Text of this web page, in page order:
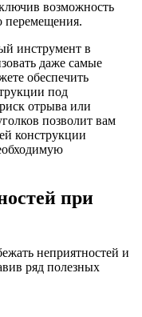
возможность
перемещения.
инструмент в
даже самые
обеспечить
под
отрыва или
позволит вам
конструкции
при
неприятностей и
ряд полезных